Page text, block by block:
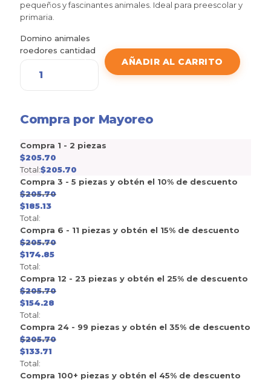
pequeños y fascinantes animales. Ideal para preescolar y
primaria.
Domino animales
roedores cantidad
AÑADIR AL CARRITO
Compra por Mayoreo
Compra 1 - 2 piezas
$205.70
Total:$205.70
Compra 3 - 5 piezas y obtén el 10% de descuento
$205.70
$185.13
Total:
Compra 6 - 11 piezas y obtén el 15% de descuento
$205.70
$174.85
Total:
Compra 12 - 23 piezas y obtén el 25% de descuento
$205.70
$154.28
Total:
Compra 24 - 99 piezas y obtén el 35% de descuento
$205.70
$133.71
Total:
Compra 100+ piezas y obtén el 45% de descuento